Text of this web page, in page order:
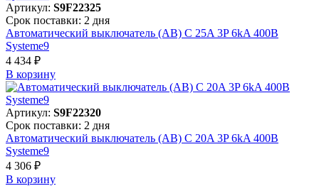
Артикул: S9F22325
Срок поставки: 2 дня
Автоматический выключатель (АВ) C 25A 3P 6kA 400В
Systeme9
4 434 ₽
В корзинy
Артикул: S9F22320
Срок поставки: 2 дня
Автоматический выключатель (АВ) C 20A 3P 6kA 400В
Systeme9
4 306 ₽
В корзинy